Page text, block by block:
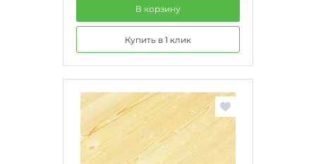
В корзину
Купить в 1 клик